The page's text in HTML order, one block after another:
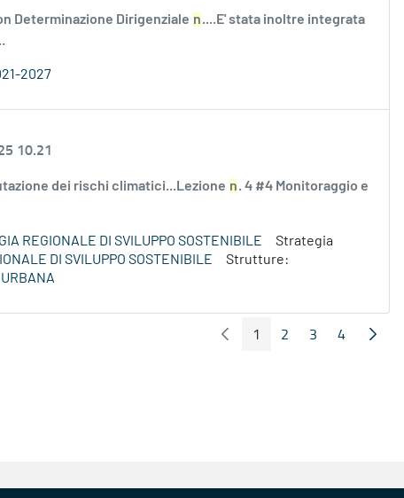
Determinazione Dirigenziale n....E' stata inoltre integrata
2027
10.21
dei rischi climatici...Lezione n. 4 #4 Monitoraggio e
REGIONALE DI SVILUPPO SOSTENIBILE
Strategia
DI SVILUPPO SOSTENIBILE
Strutture:
Pagina Precedente
Pagina
1 Pagina
2 Pagina
3 Pagina
4